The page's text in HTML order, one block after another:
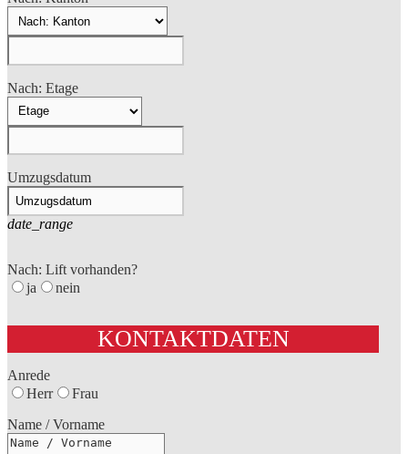
Nach: Etage
Umzugsdatum
date_range
Nach: Lift vorhanden?
ja
nein
KONTAKTDATEN
Anrede
Herr
Frau
Name / Vorname